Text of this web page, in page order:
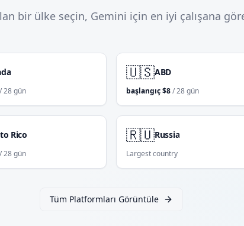
bir ülke seçin, Gemini için en iyi çalışana göre
/ 28 gün
🇺🇸ABD
başlangıç$8/ 28 gün
Rico
/ 28 gün
🇷🇺Russia
Largest country
Tüm Platformları Görüntüle